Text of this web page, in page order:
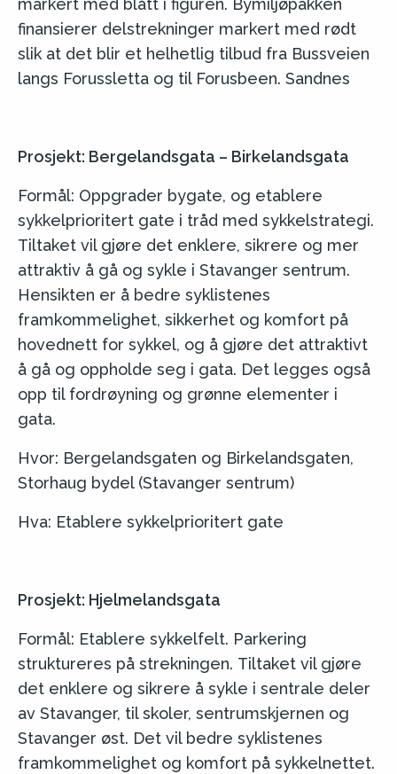
markert med blått i figuren. Bymiljøpakken
finansierer delstrekninger markert med rødt
slik at det blir et helhetlig tilbud fra Bussveien
langs Forussletta og til Forusbeen. Sandnes
Prosjekt: Bergelandsgata – Birkelandsgata
Formål: Oppgrader bygate, og etablere
sykkelprioritert gate i tråd med sykkelstrategi.
Tiltaket vil gjøre det enklere, sikrere og mer
attraktiv å gå og sykle i Stavanger sentrum.
Hensikten er å bedre syklistenes
framkommelighet, sikkerhet og komfort på
hovednett for sykkel, og å gjøre det attraktivt
å gå og oppholde seg i gata. Det legges også
opp til fordrøyning og grønne elementer i
gata.
Hvor: Bergelandsgaten og Birkelandsgaten,
Storhaug bydel (Stavanger sentrum)
Hva: Etablere sykkelprioritert gate
Prosjekt: Hjelmelandsgata
Formål: Etablere sykkelfelt. Parkering
struktureres på strekningen. Tiltaket vil gjøre
det enklere og sikrere å sykle i sentrale deler
av Stavanger, til skoler, sentrumskjernen og
Stavanger øst. Det vil bedre syklistenes
framkommelighet og komfort på sykkelnettet.